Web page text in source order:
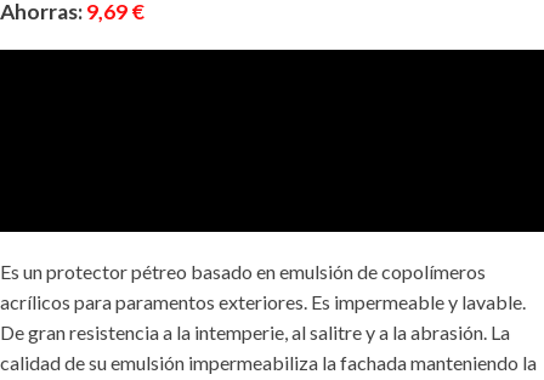
Ahorras:9,69€
Es un protector pétreo basado en emulsión de copolímeros
acrílicos para paramentos exteriores. Es impermeable y lavable.
De gran resistencia a la intemperie, al salitre y a la abrasión. La
calidad de su emulsión impermeabiliza la fachada manteniendo la